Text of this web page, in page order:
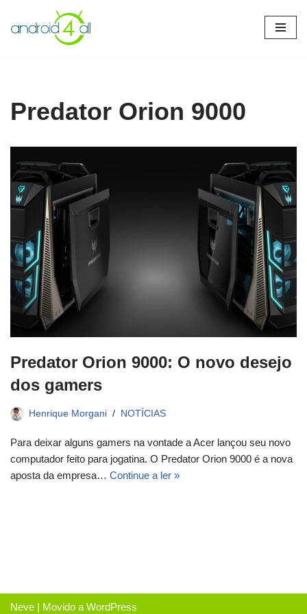
Pular
Predator Orion 9000
Predator Orion 9000: O novo desejo
dos gamers
Henrique Morgani NOTÍCIAS
Para deixar alguns gamers na vontade a Acer lançou seu novo
computador feito para jogatina. O Predator Orion 9000 é a nova
aposta da empresa… Continue a ler »
Neve | Movido a WordPress